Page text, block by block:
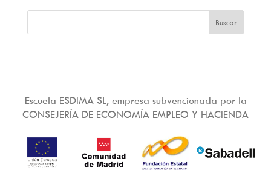
Escuela ESDIMA SL, empresa subvencionada por la
CONSEJERÍA DE ECONOMÍA EMPLEO Y HACIENDA